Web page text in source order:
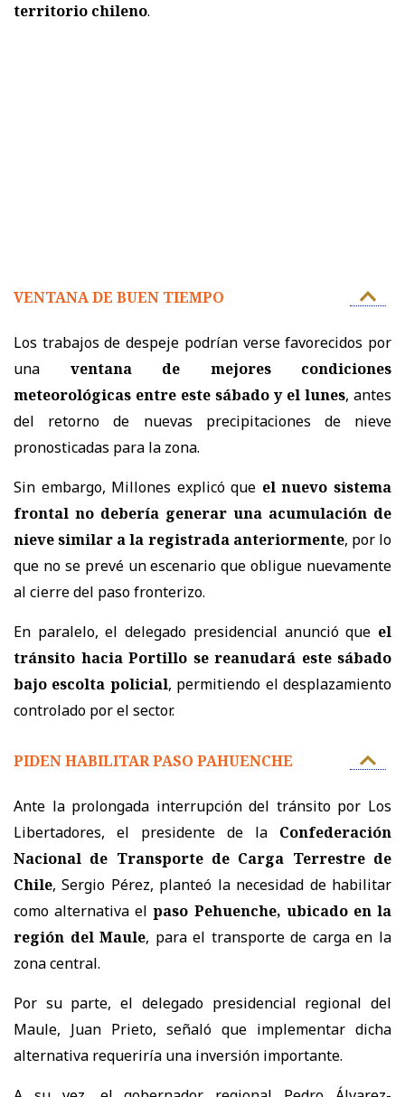
territorio chileno.
VENTANA DE BUEN TIEMPO
Los trabajos de despeje podrían verse favorecidos por
una ventana de mejores condiciones
meteorológicas entre este sábado y el lunes, antes
del retorno de nuevas precipitaciones de nieve
pronosticadas para la zona.
Sin embargo, Millones explicó que el nuevo sistema
frontal no debería generar una acumulación de
nieve similar a la registrada anteriormente, por lo
que no se prevé un escenario que obligue nuevamente
al cierre del paso fronterizo.
En paralelo, el delegado presidencial anunció que el
tránsito hacia Portillo se reanudará este sábado
bajo escolta policial, permitiendo el desplazamiento
controlado por el sector.
PIDEN HABILITAR PASO PAHUENCHE
Ante la prolongada interrupción del tránsito por Los
Libertadores, el presidente de la Confederación
Nacional de Transporte de Carga Terrestre de
Chile, Sergio Pérez, planteó la necesidad de habilitar
como alternativa elpaso Pehuenche, ubicado en la
región del Maule, para el transporte de carga en la
zona central.
Por su parte, el delegado presidencial regional del
Maule, Juan Prieto, señaló que implementar dicha
alternativa requeriría una inversión importante.